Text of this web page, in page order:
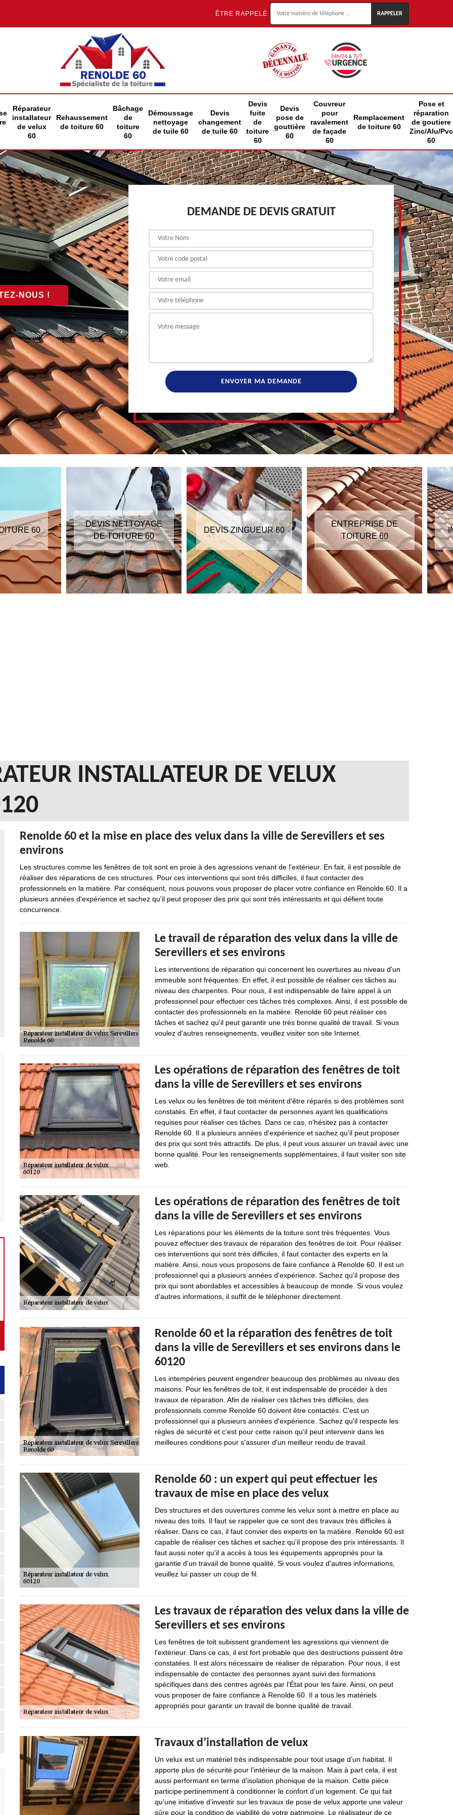
ÊTRE RAPPELÉ
Réparateur
installateur
de velux
60
Rehaussement
de toiture 60
Bâchage
de
toiture
60
Démoussage
nettoyage
de tuile 60
Devis
changement
de tuile 60
Devis
fuite
de
toiture
60
Devis
pose de
gouttière
60
Couvreur
pour
ravalement
de façade
60
Remplacement
de toiture 60
Pose et
réparation
de goutiere
Zinc/Alu/Pvc
60
NOUS !
DEMANDE DE DEVIS GRATUIT
60
DEVIS NETTOYAGE
DE TOITURE 60
DEVIS ZINGUEUR 60
ENTREPRISE DE
TOITURE 60
INSTALLATEUR DE VELUX
Renolde 60 et la mise en place des velux dans la ville de Serevillers et ses
environs
Les structures comme les fenêtres de toit sont en proie à des agressions venant de l'extérieur. En fait, il est possible de
réaliser des réparations de ces structures. Pour ces interventions qui sont très difficiles, il faut contacter des
professionnels en la matière. Par conséquent, nous pouvons vous proposer de placer votre confiance en Renolde 60. Il a
plusieurs années d'expérience et sachez qu'il peut proposer des prix qui sont très intéressants et qui défient toute
concurrence.
Le travail de réparation des velux dans la ville de
Serevillers et ses environs
Les interventions de réparation qui concernent les ouvertures au niveau d'un
immeuble sont fréquentes. En effet, il est possible de réaliser ces tâches au
niveau des charpentes. Pour nous, il est indispensable de faire appel à un
professionnel pour effectuer ces tâches très complexes. Ainsi, il est possible de
contacter des professionnels en la matière. Renolde 60 peut réaliser ces
tâches et sachez qu'il peut garantir une très bonne qualité de travail. Si vous
voulez d'autres renseignements, veuillez visiter son site Internet.
Les opérations de réparation des fenêtres de toit
dans la ville de Serevillers et ses environs
Les velux ou les fenêtres de toit méritent d'être réparés si des problèmes sont
constatés. En effet, il faut contacter de personnes ayant les qualifications
requises pour réaliser ces tâches. Dans ce cas, n'hésitez pas à contacter
Renolde 60. Il a plusieurs années d'expérience et sachez qu'il peut proposer
des prix qui sont très attractifs. De plus, il peut vous assurer un travail avec une
bonne qualité. Pour les renseignements supplémentaires, il faut visiter son site
web.
Les opérations de réparation des fenêtres de toit
dans la ville de Serevillers et ses environs
Les réparations pour les éléments de la toiture sont très fréquentes. Vous
pouvez effectuer des travaux de réparation des fenêtres de toit. Pour réaliser
ces interventions qui sont très difficiles, il faut contacter des experts en la
matière. Ainsi, nous vous proposons de faire confiance à Renolde 60. Il est un
professionnel qui a plusieurs années d'expérience. Sachez qu'il propose des
prix qui sont abordables et accessibles à beaucoup de monde. Si vous voulez
d'autres informations, il suffit de le téléphoner directement.
Renolde 60 et la réparation des fenêtres de toit
dans la ville de Serevillers et ses environs dans le
60120
Les intempéries peuvent engendrer beaucoup des problèmes au niveau des
maisons. Pour les fenêtres de toit, il est indispensable de procéder à des
travaux de réparation. Afin de réaliser ces tâches très difficiles, des
professionnels comme Renolde 60 doivent être contactés. C'est un
professionnel qui a plusieurs années d'expérience. Sachez qu'il respecte les
règles de sécurité et c'est pour cette raison qu'il peut intervenir dans les
meilleures conditions pour s'assurer d'un meilleur rendu de travail.
Renolde 60 : un expert qui peut effectuer les
travaux de mise en place des velux
Des structures et des ouvertures comme les velux sont à mettre en place au
niveau des toits. Il faut se rappeler que ce sont des travaux très difficiles à
réaliser. Dans ce cas, il faut convier des experts en la matière. Renolde 60 est
capable de réaliser ces tâches et sachez qu'il propose des prix intéressants. Il
faut aussi noter qu'il a accès à tous les équipements appropriés pour la
garantie d'un travail de bonne qualité. Si vous voulez d'autres informations,
veuillez lui passer un coup de fil.
Les travaux de réparation des velux dans la ville de
Serevillers et ses environs
Les fenêtres de toit subissent grandement les agressions qui viennent de
l'extérieur. Dans ce cas, il est fort probable que des destructions puissent être
constatées. Il est alors nécessaire de réaliser de réparation. Pour nous, il est
indispensable de contacter des personnes ayant suivi des formations
spécifiques dans des centres agréés par l'État pour les faire. Ainsi, on peut
vous proposer de faire confiance à Renolde 60. Il a tous les matériels
appropriés pour garantir un travail de bonne qualité de travail.
Travaux d’installation de velux
Un velux est un matériel très indispensable pour tout usage d’un habitat. Il
apporte plus de sécurité pour l’intérieur de la maison. Mais à part cela, il est
aussi performant en terme d’isolation phonique de la maison. Cette pièce
participe pertinemment à conditionner le confort d’un logement. Ce qui fait
qu’une initiative d’investir sur les travaux de pose de velux apporte une valeur
sûre pour la condition de viabilité de votre patrimoine. Le réalisateur de ce